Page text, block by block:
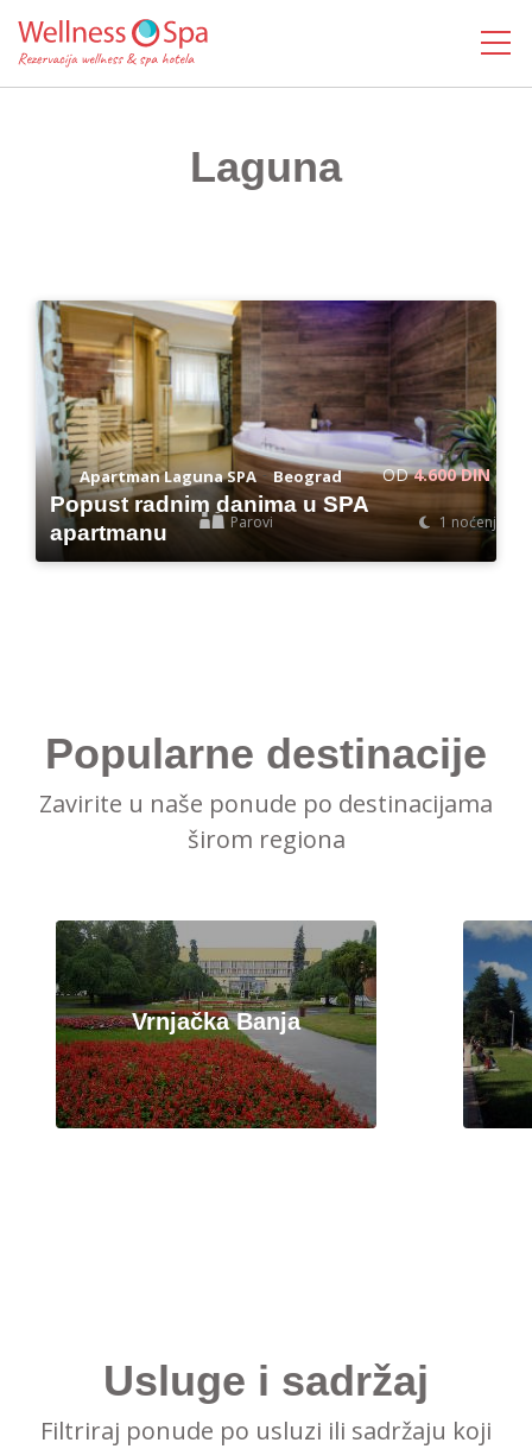
Laguna
Apartman Laguna SPA - Beograd
Popust radnim danima u SPA
apartmanu
OD4.600 DIN
Parovi 1 noćenje
Popularne destinacije
Zavirite u naše ponude po destinacijama
širom regiona
Vrnjačka Banja
Usluge i sadržaj
Filtriraj ponude po usluzi ili sadržaju koji